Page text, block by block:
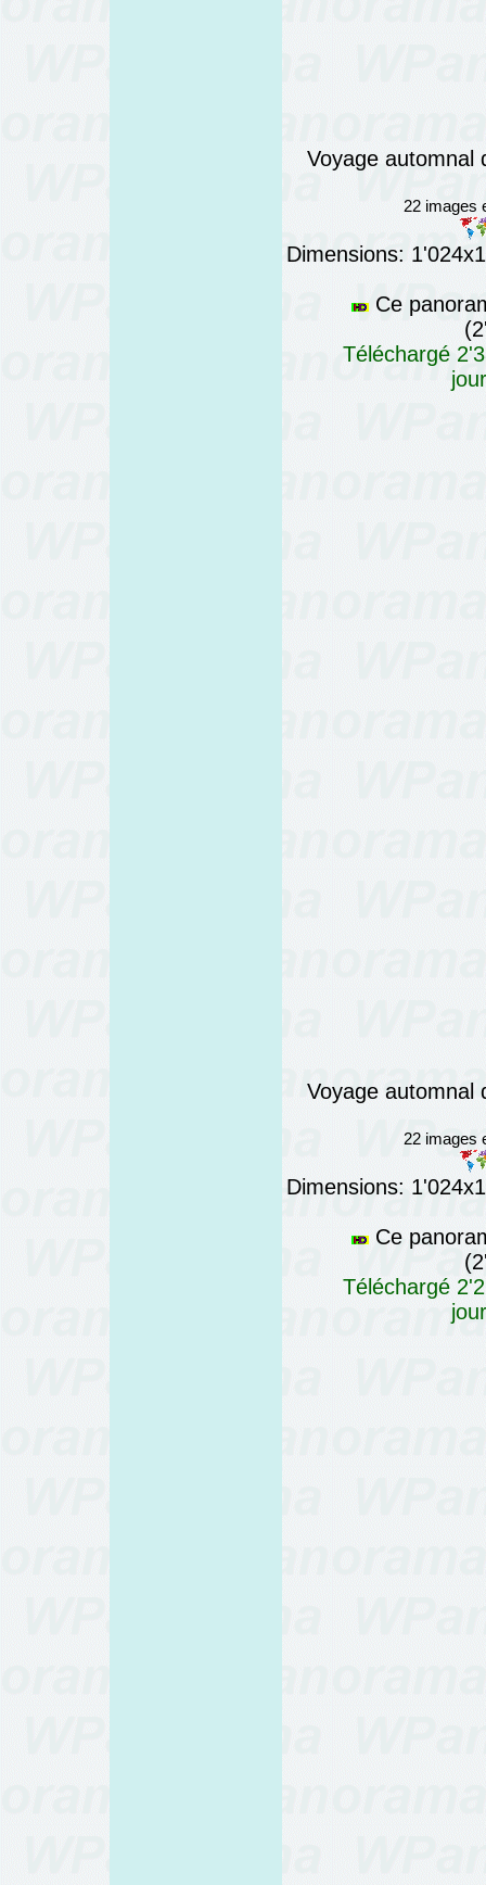
Voyage automnal
22 images
Dimensions:
Ce
Téléchargé
Voyage automnal
22 images
Dimensions:
Ce
Téléchargé